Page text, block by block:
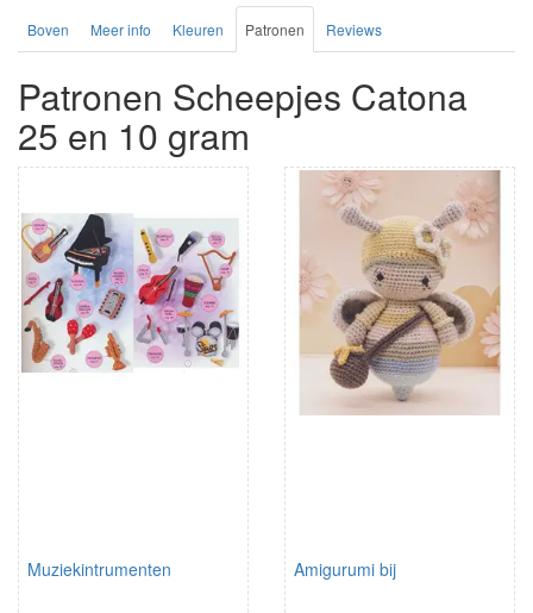
Boven Meer info Kleuren Patronen Reviews
Patronen Scheepjes Catona
25 en 10 gram
Muziekintrumenten Amigurumi bij